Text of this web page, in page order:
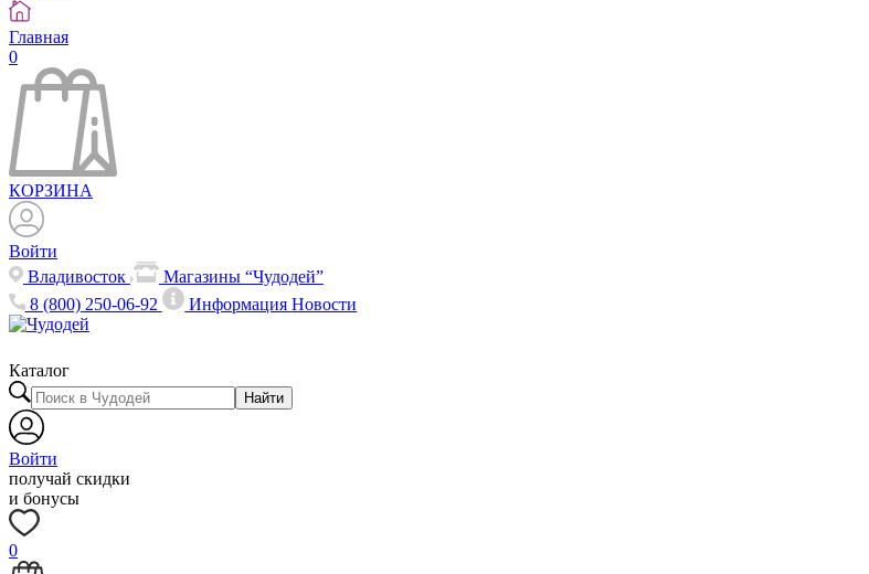
Главная
0
КОРЗИНА
Войти
Владивосток
Магазины “Чудодей”
8 (800) 250-06-92
ИнформацияНовости
Каталог
Найти
Войти
получай скидки
и бонусы
0